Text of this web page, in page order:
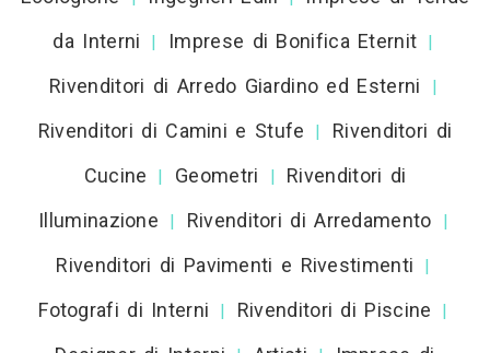
da Interni
| Imprese di Bonifica Eternit |
Rivenditori di Arredo Giardino ed Esterni |
Rivenditori di Camini e Stufe |
Rivenditori di
Cucine
| Geometri |
Rivenditori di
Illuminazione
| Rivenditori di Arredamento |
Rivenditori di Pavimenti e Rivestimenti |
Fotografi di Interni | Rivenditori di Piscine |